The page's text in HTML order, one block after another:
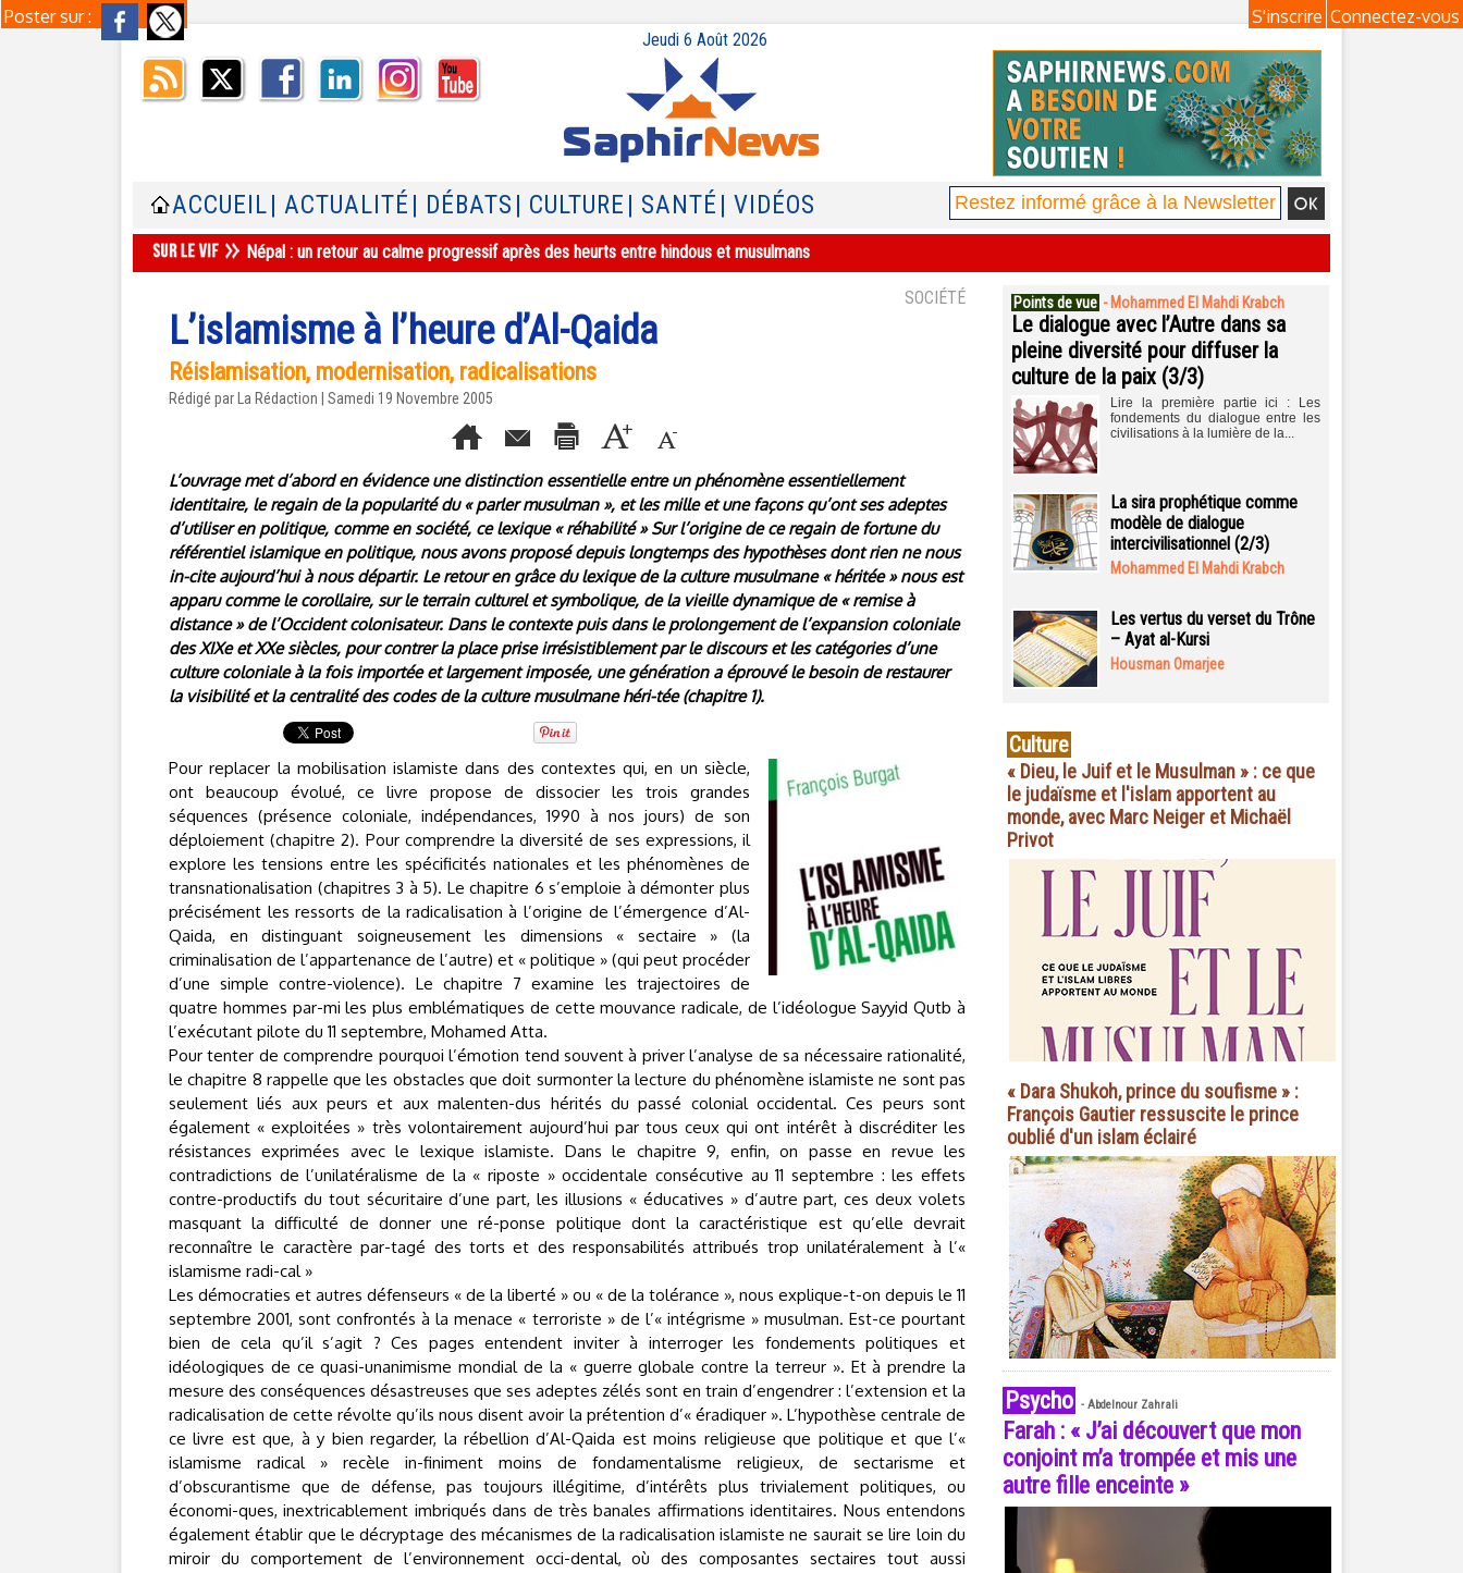
Poster sur : Connectez-vous
S'inscrire
Jeudi 6 Août 2026
ACCUEIL | ACTUALITÉ | DÉBATS | CULTURE | SANTÉ | VIDÉOS
Népal : un retour au calme progressif après des heurts entre hindous et musulmans
SOCIÉTÉ
L’islamisme à l’heure d’Al-Qaida
Réislamisation, modernisation, radicalisations
Rédigé par La Rédaction | Samedi 19 Novembre 2005
L’ouvrage met d’abord en évidence une distinction essentielle entre un phénomène essentiellement
identitaire, le regain de la popularité du « parler musulman », et les mille et une façons qu’ont ses adeptes
d’utiliser en politique, comme en société, ce lexique « réhabilité » Sur l’origine de ce regain de fortune du
référentiel islamique en politique, nous avons proposé depuis longtemps des hypothèses dont rien ne nous
in-cite aujourd’hui à nous départir. Le retour en grâce du lexique de la culture musulmane « héritée » nous est
apparu comme le corollaire, sur le terrain culturel et symbolique, de la vieille dynamique de « remise à
distance » de l’Occident colonisateur. Dans le contexte puis dans le prolongement de l’expansion coloniale
des XIXe et XXe siècles, pour contrer la place prise irrésistiblement par le discours et les catégories d’une
culture coloniale à la fois importée et largement imposée, une génération a éprouvé le besoin de restaurer
la visibilité et la centralité des codes de la culture musulmane héri-tée (chapitre 1).
Pour replacer la mobilisation islamiste dans des contextes qui, en un siècle,
ont beaucoup évolué, ce livre propose de dissocier les trois grandes
séquences (présence coloniale, indépendances, 1990 à nos jours) de son
déploiement (chapitre 2). Pour comprendre la diversité de ses expressions, il
explore les tensions entre les spécificités nationales et les phénomènes de
transnationalisation (chapitres 3 à 5). Le chapitre 6 s’emploie à démonter plus
précisément les ressorts de la radicalisation à l’origine de l’émergence d’Al-
Qaida, en distinguant soigneusement les dimensions « sectaire » (la
criminalisation de l’appartenance de l’autre) et « politique » (qui peut procéder
d’une simple contre-violence). Le chapitre 7 examine les trajectoires de
quatre hommes par-mi les plus emblématiques de cette mouvance radicale, de l’idéologue Sayyid Qutb à
l’exécutant pilote du 11 septembre, Mohamed Atta.
Pour tenter de comprendre pourquoi l’émotion tend souvent à priver l’analyse de sa nécessaire rationalité,
le chapitre 8 rappelle que les obstacles que doit surmonter la lecture du phénomène islamiste ne sont pas
seulement liés aux peurs et aux malenten-dus hérités du passé colonial occidental. Ces peurs sont
également « exploitées » très volontairement aujourd’hui par tous ceux qui ont intérêt à discréditer les
résistances exprimées avec le lexique islamiste. Dans le chapitre 9, enfin, on passe en revue les
contradictions de l’unilatéralisme de la « riposte » occidentale consécutive au 11 septembre : les effets
contre-productifs du tout sécuritaire d’une part, les illusions « éducatives » d’autre part, ces deux volets
masquant la difficulté de donner une ré-ponse politique dont la caractéristique est qu’elle devrait
reconnaître le caractère par-tagé des torts et des responsabilités attribués trop unilatéralement à l’«
islamisme radi-cal »
Les démocraties et autres défenseurs « de la liberté » ou « de la tolérance », nous explique-t-on depuis le 11
septembre 2001, sont confrontés à la menace « terroriste » de l’« intégrisme » musulman. Est-ce pourtant
bien de cela qu’il s’agit ? Ces pages entendent inviter à interroger les fondements politiques et
idéologiques de ce quasi-unanimisme mondial de la « guerre globale contre la terreur ». Et à prendre la
mesure des conséquences désastreuses que ses adeptes zélés sont en train d’engendrer : l’extension et la
radicalisation de cette révolte qu’ils nous disent avoir la prétention d’« éradiquer ». L’hypothèse centrale de
ce livre est que, à y bien regarder, la rébellion d’Al-Qaida est moins religieuse que politique et que l’«
islamisme radical » recèle in-finiment moins de fondamentalisme religieux, de sectarisme et
d’obscurantisme que de défense, pas toujours illégitime, d’intérêts plus trivialement politiques, ou
économi-ques, inextricablement imbriqués dans de très banales affirmations identitaires. Nous entendons
également établir que le décryptage des mécanismes de la radicalisation islamiste ne saurait se lire loin du
miroir du comportement de l’environnement occi-dental, où des composantes sectaires tout aussi
Points de vue - Mohammed El Mahdi Krabch
Le dialogue avec l’Autre dans sa
pleine diversité pour diffuser la
culture de la paix (3/3)
Lire la première partie ici : Les
fondements du dialogue entre les
civilisations à la lumière de la...
La sira prophétique comme
modèle de dialogue
intercivilisationnel (2/3)
Mohammed El Mahdi Krabch
Les vertus du verset du Trône
– Ayat al-Kursi
Housman Omarjee
Culture
« Dieu, le Juif et le Musulman » : ce que
le judaïsme et l'islam apportent au
monde, avec Marc Neiger et Michaël
Privot
« Dara Shukoh, prince du soufisme » :
François Gautier ressuscite le prince
oublié d'un islam éclairé
Psycho - Abdelnour Zahrali
Farah : « J’ai découvert que mon
conjoint m’a trompée et mis une
autre fille enceinte »